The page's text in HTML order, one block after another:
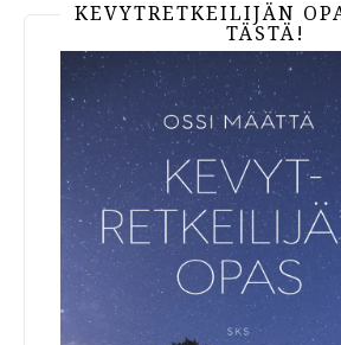
KEVYTRETKEILIJÄN
TÄSTÄ!